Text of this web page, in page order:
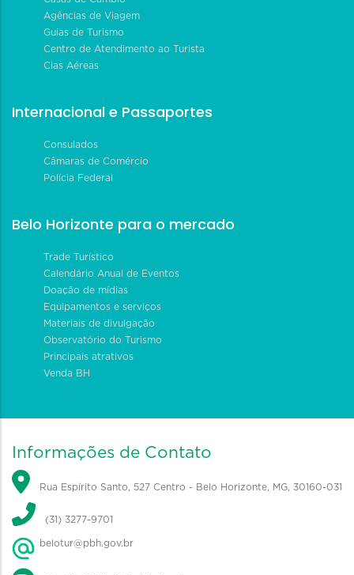
Agências de Viagem
Guias de Turismo
Centro de Atendimento ao Turista
Cias Aéreas
Internacional e Passaportes
Consulados
Câmaras de Comércio
Polícia Federal
Belo Horizonte para o mercado
Trade Turístico
Calendário Anual de Eventos
Doação de mídias
Equipamentos e serviços
Materiais de divulgação
Observatório do Turismo
Principais atrativos
Venda BH
Informações de Contato
Rua Espírito Santo, 527 Centro - Belo Horizonte, MG, 30160-031
(31) 3277-9701
belotur@pbh.gov.br